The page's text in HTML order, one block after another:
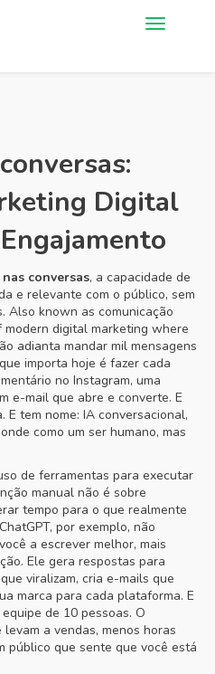
Digital
conversas, a capacidade de
e relevante com o público, sem
. Also known as comunicação
modern digital marketing where
adianta mandar mil mensagens
importa hoje é fazer cada
no Instagram, uma
e-mail que abre e converte. E
E tem nome: IA conversacional,
como um ser humano, mas
de ferramentas para executar
manual não é sobre
tempo para o que realmente
por exemplo, não
a escrever melhor, mais
Ele gera respostas para
viralizam, cria e-mails que
marca para cada plataforma. E
de 10 pessoas. O
a vendas, menos horas
público que sente que você está